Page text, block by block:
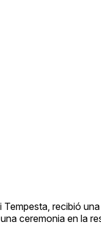
recibió
ceremonia en la